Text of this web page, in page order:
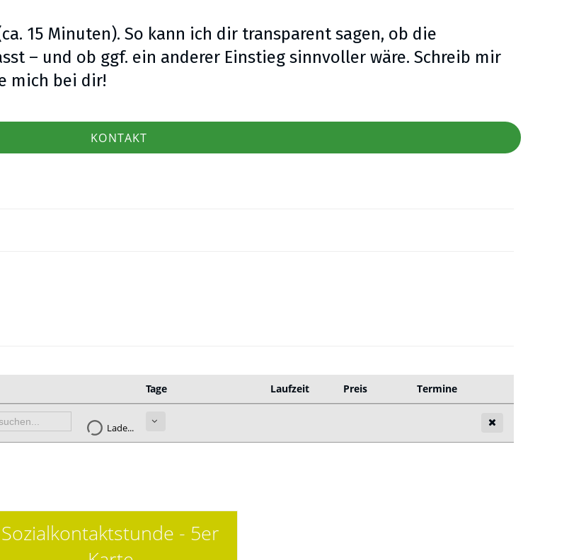
15 Minuten). So kann ich dir transparent sagen, ob die
– und ob ggf. ein anderer Einstieg sinnvoller wäre. Schreib mir
mich bei dir!
KONTAKT
Tage Laufzeit Preis Termine
Lade...
Sozialkontaktstunde - 5er